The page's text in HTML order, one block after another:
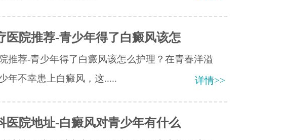
医院推荐-青少年得了白癜风该怎
推荐-青少年得了白癜风该怎么护理？在青春洋溢
年不幸患上白癜风，这.....
详情>>
医院地址-白癜风对青少年有什么